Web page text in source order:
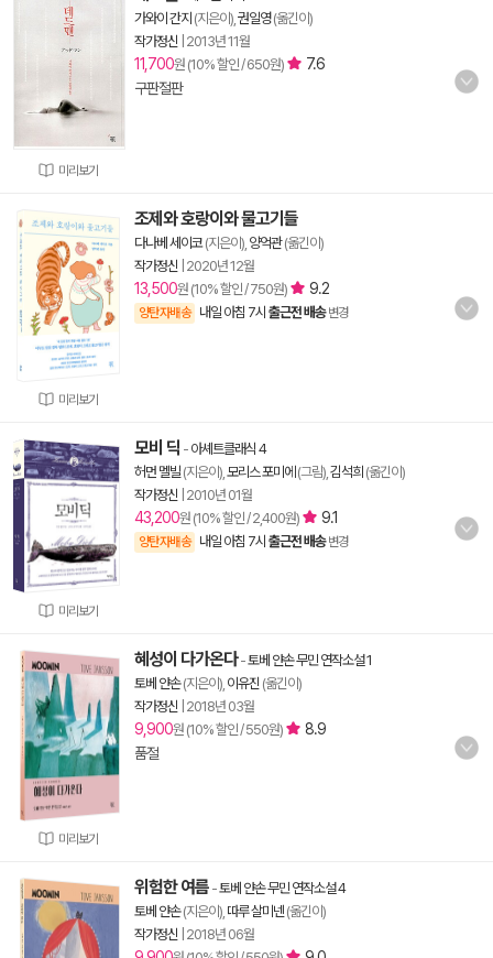
미리보기
가와이 간지 (지은이), 권일영(옮긴이)
작가정신 2013년 11월
11,700원 (10% 할인 / 650원)
7.6
구판절판
미리보기
조제와 호랑이와 물고기들
다나베 세이코(지은이), 양억관(옮긴이)
작가정신 2020년 12월
13,500원 (10% 할인 / 750원) 9.2
양탄자배송 내일 아침 7시 출근전 배송 변경
미리보기
모비 딕 - 아셰트클래식 4
허먼 멜빌 (지은이), 모리스 포미에 (그림), 김석희 (옮긴이)
작가정신 2010년 01월
43,200원 (10% 할인 / 2,400원) 9.1
양탄자배송 내일 아침 7시 출근전 배송 변경
미리보기
혜성이 다가온다-토베 얀손 무민 연작소설 1
토베 얀손(지은이), 이유진 (옮긴이)
작가정신 2018년 03월
9,900원 (10% 할인 / 550원)
8.9
품절
위험한 여름 -토베 얀손 무민 연작소설 4
토베 얀손(지은이), 따루 살미넨 (옮긴이)
작가정신 2018년 06월